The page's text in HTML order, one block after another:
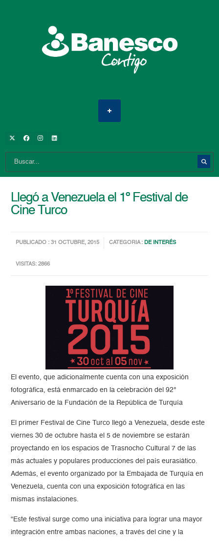
Llegó a Venezuela el 1º Festival de
Cine Turco
PUBLICADO : 31 OCTUBRE, 2015 CATEGORIA :DE INTERÉS
VISITAS: 2866
El evento, que adicionalmente cuenta con una exposición
fotográfica, está enmarcado en la celebración del 92°
Aniversario de la Fundación de la República de Turquía
El primer Festival de Cine Turco llegó a Venezuela, desde este
viernes 30 de octubre hasta el 5 de noviembre se estarán
proyectando en los espacios de Trasnocho Cultural 7 de las
más actuales y populares producciones del país eurasiático.
Además, el evento organizado por la Embajada de Turquía en
Venezuela, cuenta con una exposición fotográfica en las
mismas instalaciones.
“Este festival surge como una iniciativa para lograr una mayor
integración entre ambas naciones, a través del cine y la